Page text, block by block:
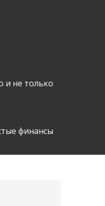
и не только
финансы